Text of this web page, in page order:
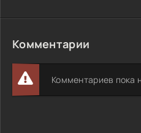
Комментарии
Комментариев пока